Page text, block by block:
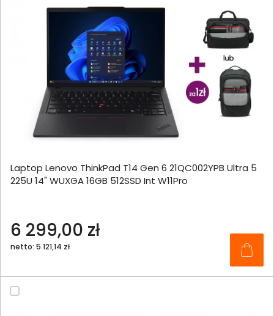
Laptop Lenovo ThinkPad T14 Gen 6 21QC002YPB Ultra 5
225U 14" WUXGA 16GB 512SSD Int W11Pro
6 299,00 zł
netto: 5 121,14 zł